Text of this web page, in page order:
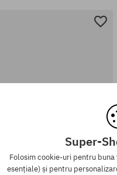
Super-
Folosim cookie-uri pentru
esențiale) și pentru